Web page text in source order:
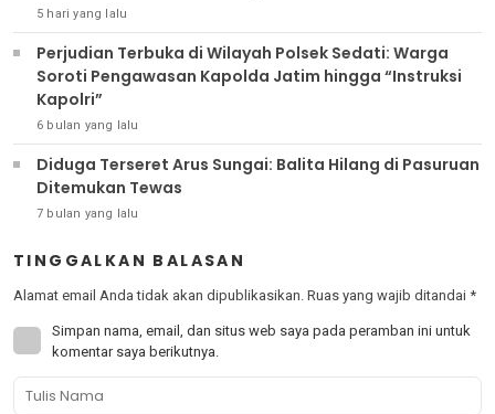
5 hari yang lalu
Perjudian Terbuka di Wilayah Polsek Sedati: Warga
Soroti Pengawasan Kapolda Jatim hingga “Instruksi
Kapolri”
6 bulan yang lalu
Diduga Terseret Arus Sungai: Balita Hilang di Pasuruan
Ditemukan Tewas
7 bulan yang lalu
TINGGALKAN BALASAN
Alamat email Anda tidak akan dipublikasikan. Ruas yang wajib ditandai *
Simpan nama, email, dan situs web saya pada peramban ini untuk
komentar saya berikutnya.